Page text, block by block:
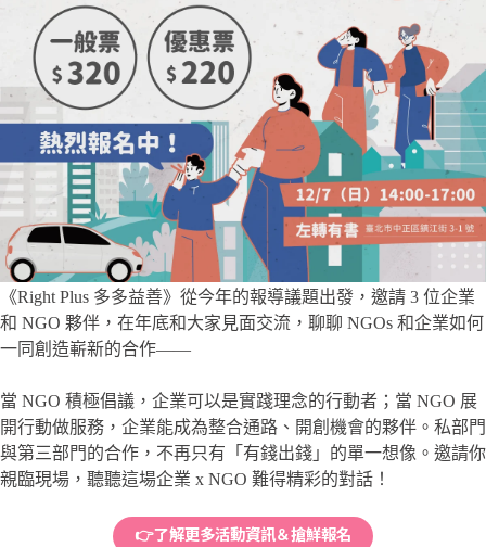
《Right Plus 多多益善》從今年的報導議題出發，邀請 3 位企業
和 NGO 夥伴，在年底和大家見面交流，聊聊 NGOs 和企業如何
一同創造嶄新的合作——
當 NGO 積極倡議，企業可以是實踐理念的行動者；當 NGO 展
開行動做服務，企業能成為整合通路、開創機會的夥伴。私部門
與第三部門的合作，不再只有「有錢出錢」的單一想像。邀請你
親臨現場，聽聽這場企業 x NGO 難得精彩的對話！
👉了解更多活動資訊＆搶鮮報名